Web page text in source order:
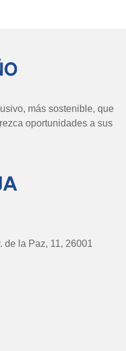
más sostenible, que
oportunidades a sus
de la Paz, 11, 26001